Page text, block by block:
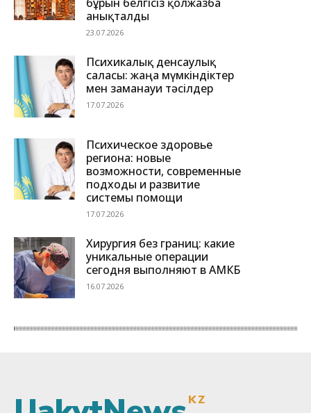
KZ